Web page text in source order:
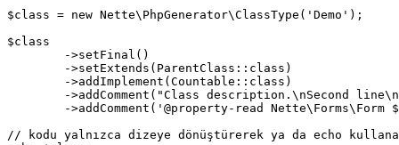
$class = new Nette\PhpGenerator\ClassType('Demo');
$class
// kodu yalnızca dizeye dönüştürerek ya da echo